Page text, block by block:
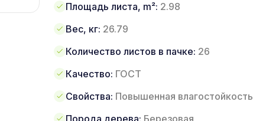
Площадь листа, m²: 2.98
Вес, кг: 26.79
Количество листов в пачке: 26
Качество: ГОСТ
Свойства: Повышенная влагостойкость
Порода дерева: Березовая